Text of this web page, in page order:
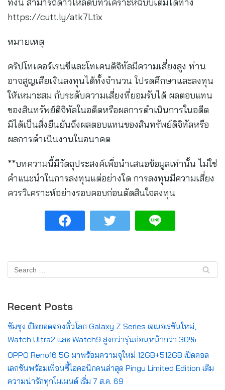
ทั้งนี้ สามารถดาวโหลดบทวิเคราะห์ฉบับเต็มได้ทาง
https://cutt.ly/atk7Ltix
หมายเหตุ
คริปโทเคอร์เรนซีและโทเคนดิจิทัลมีความเสี่ยงสูง ท่าน
อาจสูญเสียเงินลงทุนได้ทั้งจำนวน โปรดศึกษาและลงทุน
ให้เหมาะสม กับระดับความเสี่ยงที่ยอมรับได้ ผลตอบแทน
ของสินทรัพย์ดิจิทัลในอดีตหรือผลการดำเนินการในอดีต
มิได้เป็นสิ่งยืนยันถึงผลตอบแทนของสินทรัพย์ดิจิทัลหรือ
ผลการดำเนินงานในอนาคต
**บทความนี้มีวัตถุประสงค์เพื่อนำเสนอข้อมูลเท่านั้น ไม่ใช่
คำแนะนำในการลงทุนแต่อย่างใด การลงทุนมีความเสี่ยง
ควรวิเคราะห์อย่างรอบคอบก่อนตัดสินใจลงทุน
Recent Posts
ซัมซุง เปิดยอดจองทั่วโลก Galaxy Z Series เจเนอเรชันใหม่,
Watch Ultra2 และ Watch9 สูงกว่ารุ่นก่อนหน้ากว่า 30%
OPPO Reno16 5G มาพร้อมความจุใหม่ 12GB+512GB เปิดคอล
เลกชันพร้อมเพื่อนซี้ไอคอนิกคนล่าสุด Pingu Limited Edition เติม
ความน่ารักทุกโมเมนต์ เริ่ม 7 ส.ค. 69